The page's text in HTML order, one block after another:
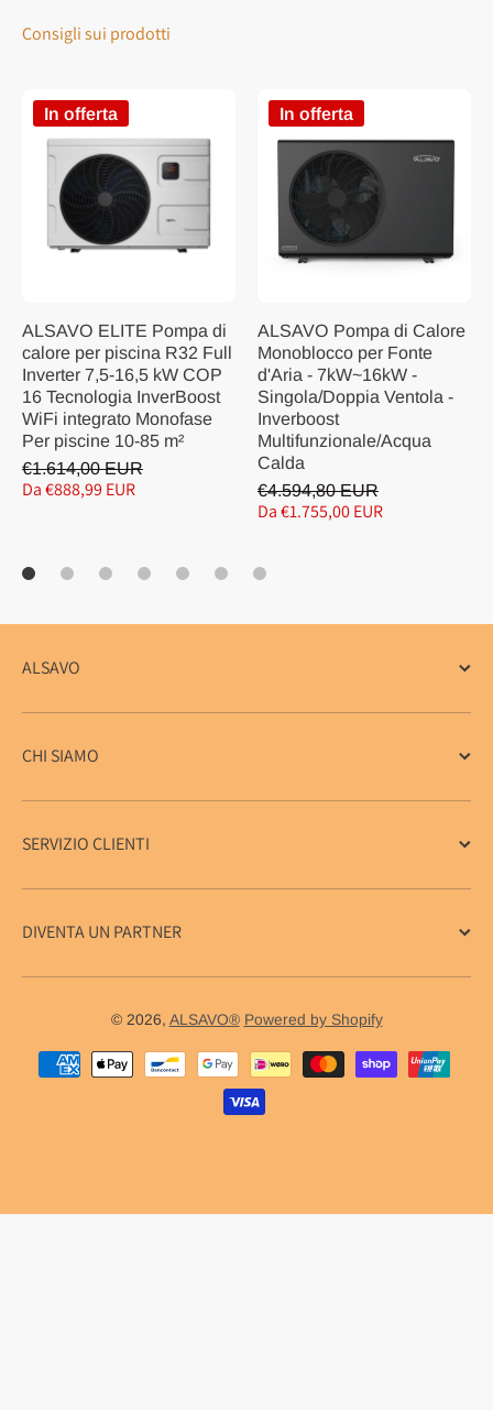
Consigli sui prodotti
In offerta
ALSAVO ELITE Pompa di
calore per piscina R32 Full
Inverter 7,5-16,5 kW COP
16 Tecnologia InverBoost
WiFi integrato Monofase
Per piscine 10-85 m²
€1.614,00 EUR
Da €888,99 EUR
In offerta
ALSAVO Pompa di Calore
Monoblocco per Fonte
d'Aria - 7kW~16kW -
Singola/Doppia Ventola -
Inverboost
Multifunzionale/Acqua
Calda
€4.594,80 EUR
Da €1.755,00 EUR
ALSAVO
CHI SIAMO
SERVIZIO CLIENTI
DIVENTA UN PARTNER
© 2026, ALSAVO® Powered by Shopify
Metodi di pagamento